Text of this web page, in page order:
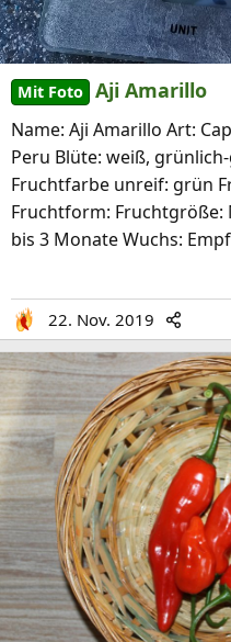
Mit Foto Aji Amarillo
Name: Aji Amarillo Art:
Peru Blüte: weiß,
Fruchtfarbe unreif: grün
Fruchtform: Fruchtgröße:
bis 3 Monate Wuchs:
22. Nov. 2019